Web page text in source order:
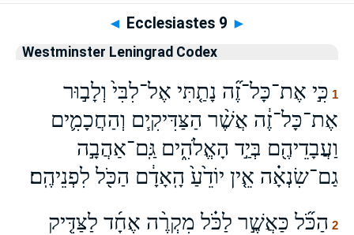
◄ Ecclesiastes 9 ►
Westminster Leningrad Codex
1 כִּ֣י אֶת־כָּל־זֶ֞ה נָתַ֤תִּי אֶל־לִבִּי֙ וְלָב֣וּר
אֶת־כָּל־זֶ֔ה אֲשֶׁ֨ר הַצַּדִּיקִ֧ים וְהַחֲכָמִ֛ים
וַעֲבָדֵיהֶ֖ם בְּיַ֣ד הָאֱלֹהִ֑ים גַּֽם־אַהֲבָ֣ה
גַם־שִׂנְאָ֗ה אֵ֤ין יוֹדֵ֙עַ֙ הָֽאָדָ֔ם הַכֹּ֖ל לִפְנֵיהֶֽם׃
2 הַכֹּ֞ל כַּאֲשֶׁ֣ר לַכֹּ֗ל מִקְרֶ֨ה אֶחָ֜ד לַצַּדִּ֤יק